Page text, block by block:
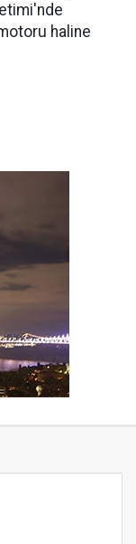
haline